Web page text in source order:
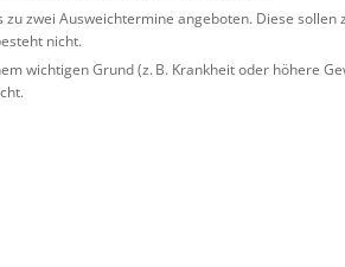
zu zwei Ausweichtermine angeboten. Diese
nicht.
wichtigen Grund (z. B. Krankheit oder höhere